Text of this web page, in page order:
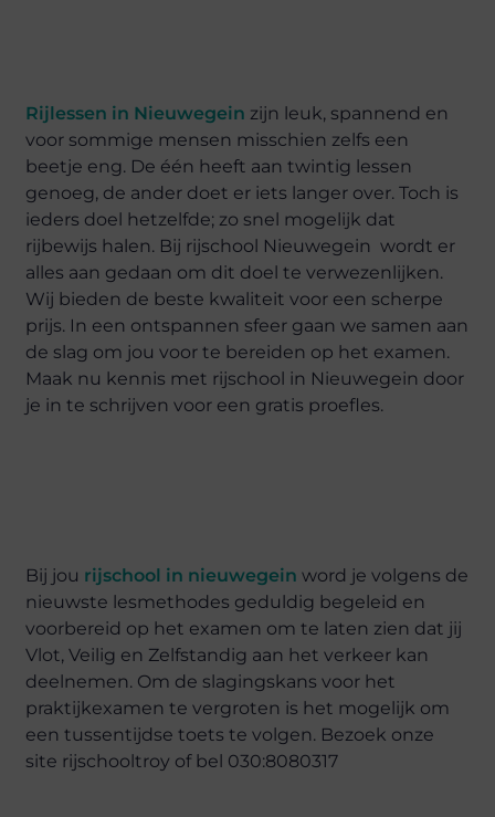
Rijlessen in Nieuwegein zijn leuk, spannend en
voor sommige mensen misschien zelfs een
beetje eng. De één heeft aan twintig lessen
genoeg, de ander doet er iets langer over. Toch is
ieders doel hetzelfde; zo snel mogelijk dat
rijbewijs halen. Bij rijschool Nieuwegein wordt er
alles aan gedaan om dit doel te verwezenlijken.
Wij bieden de beste kwaliteit voor een scherpe
prijs. In een ontspannen sfeer gaan we samen aan
de slag om jou voor te bereiden op het examen.
Maak nu kennis met rijschool in Nieuwegein door
je in te schrijven voor een gratis proefles.
Bij jou rijschool in nieuwegein word je volgens de
nieuwste lesmethodes geduldig begeleid en
voorbereid op het examen om te laten zien dat jij
Vlot, Veilig en Zelfstandig aan het verkeer kan
deelnemen. Om de slagingskans voor het
praktijkexamen te vergroten is het mogelijk om
een tussentijdse toets te volgen. Bezoek onze
site rijschooltroy of bel 030:8080317